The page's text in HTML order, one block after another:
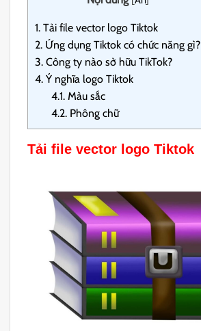
1. Tải file vector logo Tiktok
2. Ứng dụng Tiktok có chức năng gì?
3. Công ty nào sở hữu TikTok?
4. Ý nghĩa logo Tiktok
4.1. Màu sắc
4.2. Phông chữ
Tải file vector logo Tiktok